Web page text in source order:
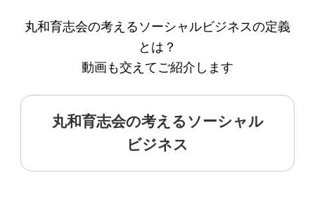
丸和育志会の考える
ソーシャルビジネス
受賞者一覧
ソーシャルビジネス研究会
研究会一覧
丸和育志会の考えるソーシャルビジネスの定義
とは？
動画も交えてご紹介します
丸和育志会の考えるソーシャル
ビジネス